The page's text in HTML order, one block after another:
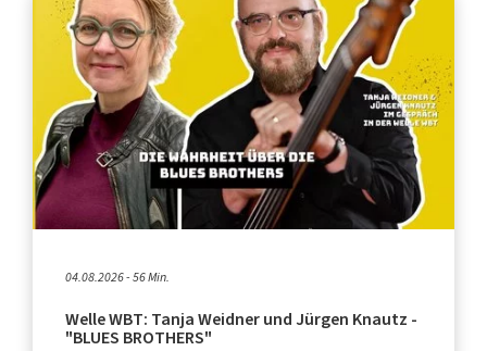
04.08.2026 - 56 Min.
Welle WBT: Tanja Weidner und Jürgen Knautz -
"BLUES BROTHERS"